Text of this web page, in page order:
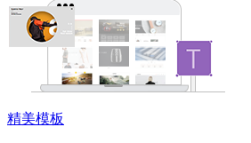
精美模板